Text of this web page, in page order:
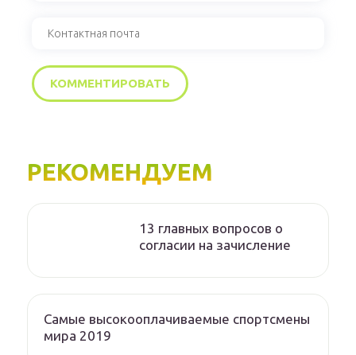
РЕКОМЕНДУЕМ
13 главных вопросов о
согласии на зачисление
Самые высокооплачиваемые спортсмены
мира 2019